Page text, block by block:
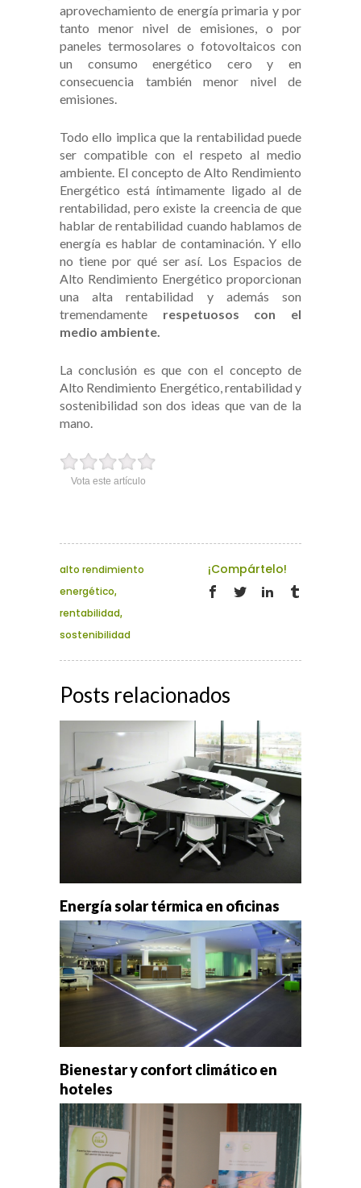
aprovechamiento de energía primaria y por
tanto menor nivel de emisiones, o por
paneles termosolares o fotovoltaicos con
un consumo energético cero y en
consecuencia también menor nivel de
emisiones.
Todo ello implica que la rentabilidad puede
ser compatible con el respeto al medio
ambiente. El concepto de Alto Rendimiento
Energético está íntimamente ligado al de
rentabilidad, pero existe la creencia de que
hablar de rentabilidad cuando hablamos de
energía es hablar de contaminación. Y ello
no tiene por qué ser así. Los Espacios de
Alto Rendimiento Energético proporcionan
una alta rentabilidad y además son
tremendamente respetuosos con el
medio ambiente.
La conclusión es que con el concepto de
Alto Rendimiento Energético, rentabilidad y
sostenibilidad son dos ideas que van de la
mano.
Vota este artículo
alto rendimiento
energético,
rentabilidad,
sostenibilidad
¡Compártelo!
Posts relacionados
Energía solar térmica en oficinas
Bienestar y confort climático en
hoteles